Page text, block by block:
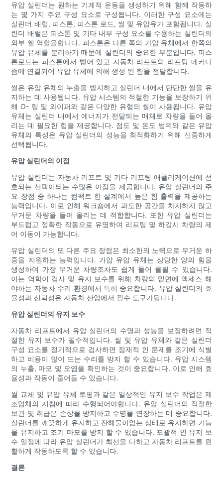
유압 실린더는 원하는 기계적 운동을 생성하기 위해 함께 작동하
는 몇 가지 주요 구성 요소로 구성됩니다. 이러한 구성 요소에는
실린더 배럴, 피스톤, 피스톤 로드, 씰 및 유압유가 포함됩니다. 실
린더 배럴은 피스톤 및 기타 내부 구성 요소를 수용하는 실린더의
외부 쉘 역할을합니다. 피스톤은 다른 쪽의 가압 유체에서 한쪽의
유압 유체를 분리하기 때문에 실린더의 중요한 부분입니다. 피스
톤로드는 피스톤에서 뻗어 있고 자동차 리프트의 리프팅 메커니
즘에 연결되어 유압 유체에 의해 생성 된 힘을 전달합니다.
씰은 유압 유체의 누출을 방지하고 실린더 내에서 단단한 씰을 유
지하는 데 사용됩니다. 유압 시스템의 적절한 기능을 보장하기 위
해 O- 링 및 와이퍼와 같은 다양한 유형의 씰이 사용됩니다. 유압
유체는 실린더 내에서 에너지가 전달되는 매체로 차량을 들어 올
리는 데 필요한 힘을 제공합니다. 점도 및 온도 범위와 같은 유압
유체의 특성은 유압 실린더의 성능을 최적화하기 위해 신중하게
선택됩니다.
유압 실린더의 이점
유압 실린더는 자동차 리프트 및 기타 리프팅 애플리케이션에 선
호되는 선택이되는 수많은 이점을 제공합니다. 유압 실린더의 주
요 장점 중 하나는 컴팩트 한 설계에서 높은 힘 출력을 제공하는
능력입니다. 이로 인해 워크숍에서 과도한 공간을 차지하지 않고
무거운 차량을 들어 올리는 데 적합합니다. 또한 유압 실린더는
부드럽고 정확한 작동으로 유명하여 리프팅 및 하강시 차량의 제
어 이동이 가능합니다.
유압 실린더의 또 다른 주요 장점은 최소한의 노력으로 무거운 하
중을 지원하는 능력입니다. 가압 유압 유체는 상당한 양의 힘을
생성하여 가장 무거운 차량조차도 쉽게 들어 올릴 수 있습니다.
이는 역학이 검사 및 유지 보수를 위해 차량의 밑면에 액세스 해
야하는 자동차 수리 환경에서 특히 중요합니다. 유압 실린더의 효
율성과 신뢰성은 자동차 산업에서 필수 도구가됩니다.
유압 실린더의 유지 보수
자동차 리프트에서 유압 실린더의 수명과 성능을 보장하려면 적
절한 유지 보수가 필수적입니다. 씰 및 유압 유체와 같은 실린더
구성 요소를 정기적으로 검사하면 잠재적 인 문제를 조기에 식별
하고 비용이 많이 드는 수리를 방지 할 수 있습니다. 유압 시스템
의 누출, 마모 및 오염을 확인하는 것이 중요합니다. 이로 인해 효
율성과 작동이 줄어들 수 있습니다.
씰 교체 및 유압 유체 토핑과 같은 일상적인 유지 보수 작업은 제
조업체의 지침에 따라 수행되어야합니다. 유압 실린더의 적절한
보관 및 취급은 손상을 방지하고 수명을 연장하는 데 중요합니다.
실린더를 깨끗하게 유지하고 잔해물이없는 상태로 유지하면 기능
을 유지하고 조기 마모를 방지 할 수 있습니다. 포괄적 인 유지 보
수 일정에 따라 유압 실린더가 최선을 다하고 자동차 리프트를 원
활하게 작동하도록 할 수 있습니다.
결론